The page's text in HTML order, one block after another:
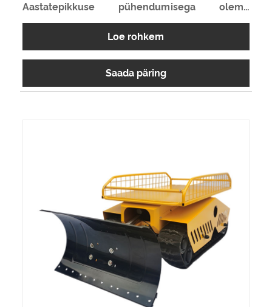
Aastatepikkuse pühendumisega oleme
roomiksõidukite projekteerimises, uurimises ja
välja töötatud sise- ja välistingimustes
desinfitseerimiseks, pihustamiseks ja
kastmiseks. Loodame saada teie pikaajaliseks
Loe rohkem
Saada päring